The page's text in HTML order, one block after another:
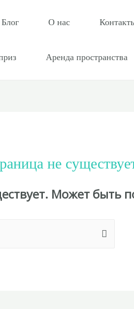
Блог О нас
Аренда пространства
не
Может быть